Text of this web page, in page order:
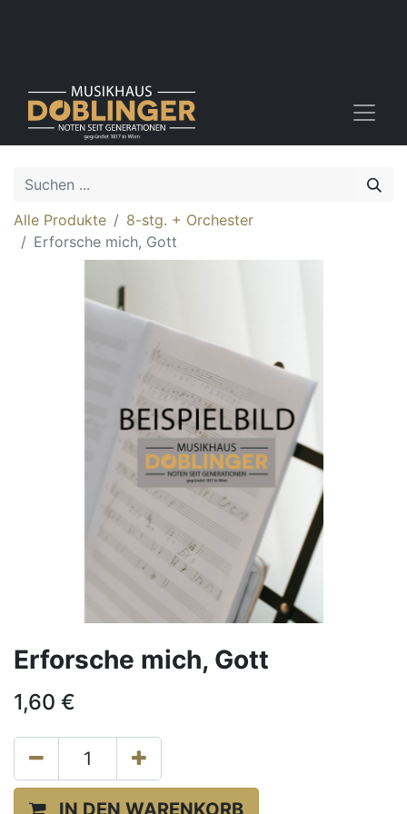
Alle Produkte
8-stg. + Orchester
Erforsche mich, Gott
Erforsche mich, Gott
1,60 €
IN DEN WARENKORB